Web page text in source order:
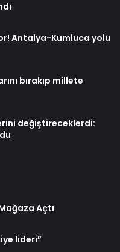
Antalya-Kumluca yolu
bırakıp millete
değiştireceklerdi:
Açtı
lideri”